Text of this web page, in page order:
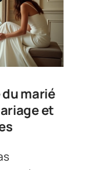
marié
et